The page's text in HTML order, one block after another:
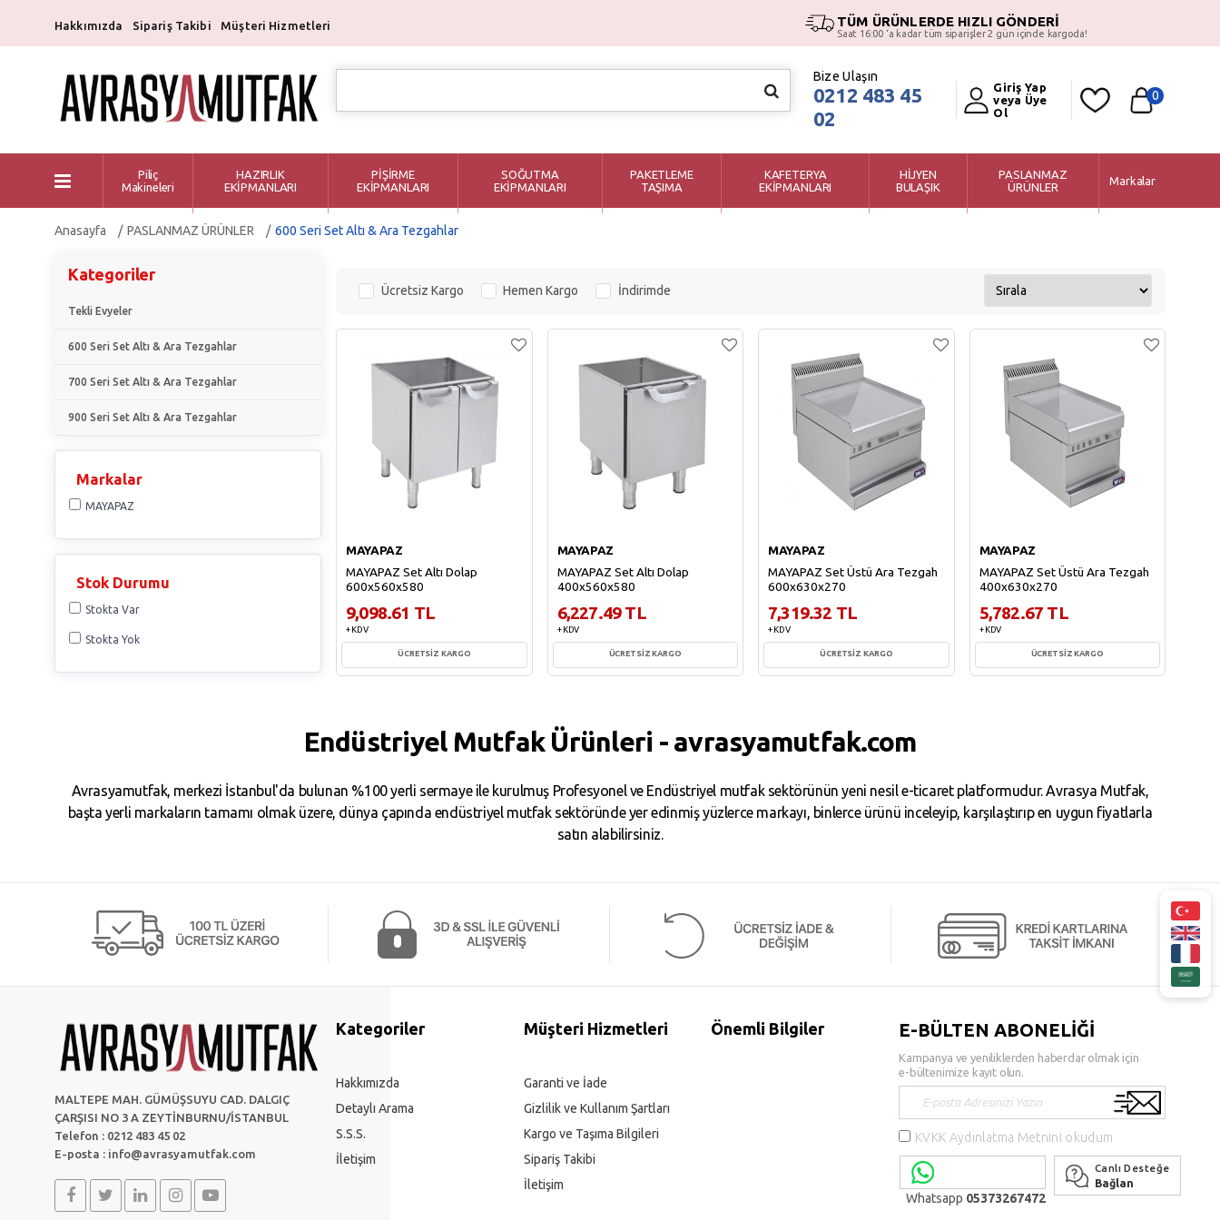
Hakkımızda Sipariş Takibi Müşteri Hizmetleri TÜM ÜRÜNLERDE HIZLI GÖNDERİ
Saat 16:00 ‘a kadar tüm siparişler 2 gün içinde kargoda!
Bize Ulaşın
0212 483 45
02
Giriş Yap
veya Üye
Ol
0
Piliç
Makineleri
HAZIRLIK
EKİPMANLARI
PİŞİRME
EKİPMANLARI
SOĞUTMA
EKİPMANLARI
PAKETLEME
TAŞIMA
KAFETERYA
EKİPMANLARI
HİJYEN
BULAŞIK
PASLANMAZ
ÜRÜNLER
Markalar
Anasayfa PASLANMAZ ÜRÜNLER 600 Seri Set Altı & Ara Tezgahlar
Kategoriler
Tekli Evyeler
600 Seri Set Altı & Ara Tezgahlar
700 Seri Set Altı & Ara Tezgahlar
900 Seri Set Altı & Ara Tezgahlar
Markalar
MAYAPAZ
Stok Durumu
Stokta Var
Stokta Yok
Ücretsiz Kargo Hemen Kargo İndirimde
MAYAPAZ
MAYAPAZ Set Altı Dolap
600x560x580
9,098.61 TL
+ KDV
ÜCRETSİZ KARGO
MAYAPAZ
MAYAPAZ Set Altı Dolap
400x560x580
6,227.49 TL
+ KDV
ÜCRETSİZ KARGO
MAYAPAZ
MAYAPAZ Set Üstü Ara Tezgah
600x630x270
7,319.32 TL
+ KDV
ÜCRETSİZ KARGO
MAYAPAZ
MAYAPAZ Set Üstü Ara Tezgah
400x630x270
5,782.67 TL
+ KDV
ÜCRETSİZ KARGO
Endüstriyel Mutfak Ürünleri - avrasyamutfak.com
Avrasyamutfak, merkezi İstanbul'da bulunan %100 yerli sermaye ile kurulmuş Profesyonel ve Endüstriyel mutfak sektörünün yeni nesil e-ticaret platformudur. Avrasya Mutfak,
başta yerli markaların tamamı olmak üzere, dünya çapında endüstriyel mutfak sektöründe yer edinmiş yüzlerce markayı, binlerce ürünü inceleyip, karşılaştırıp en uygun fiyatlarla
satın alabilirsiniz.
MALTEPE MAH. GÜMÜŞSUYU CAD. DALGIÇ
ÇARŞISI NO 3 A ZEYTİNBURNU/İSTANBUL
Telefon : 0212 483 45 02
E-posta : info@avrasyamutfak.com
Kategoriler
Hakkımızda
Detaylı Arama
S.S.S.
İletişim
Müşteri Hizmetleri
Garanti ve İade
Gizlilik ve Kullanım Şartları
Kargo ve Taşıma Bilgileri
Sipariş Takibi
İletişim
Önemli Bilgiler E-BÜLTEN ABONELİĞİ
Kampanya ve yeniliklerden haberdar olmak için
e-bültenimize kayıt olun.
KVKK Aydınlatma Metnini okudum
Whatsapp 05373267472
Canlı Desteğe
Bağlan